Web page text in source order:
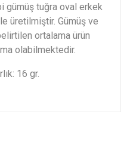
gümüş tuğra oval erkek
üretilmiştir. Gümüş ve
ortalama ürün
olabilmektedir.​
16 gr.